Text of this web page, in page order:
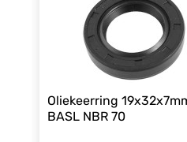
Oliekeerring
BASL NBR 70